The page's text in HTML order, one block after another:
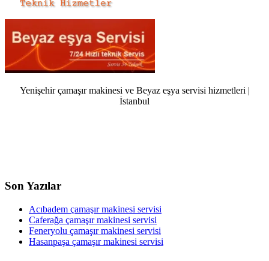
Yenişehir çamaşır makinesi ve Beyaz eşya servisi hizmetleri |
İstanbul
Son Yazılar
Acıbadem çamaşır makinesi servisi
Caferağa çamaşır makinesi servisi
Feneryolu çamaşır makinesi servisi
Hasanpaşa çamaşır makinesi servisi